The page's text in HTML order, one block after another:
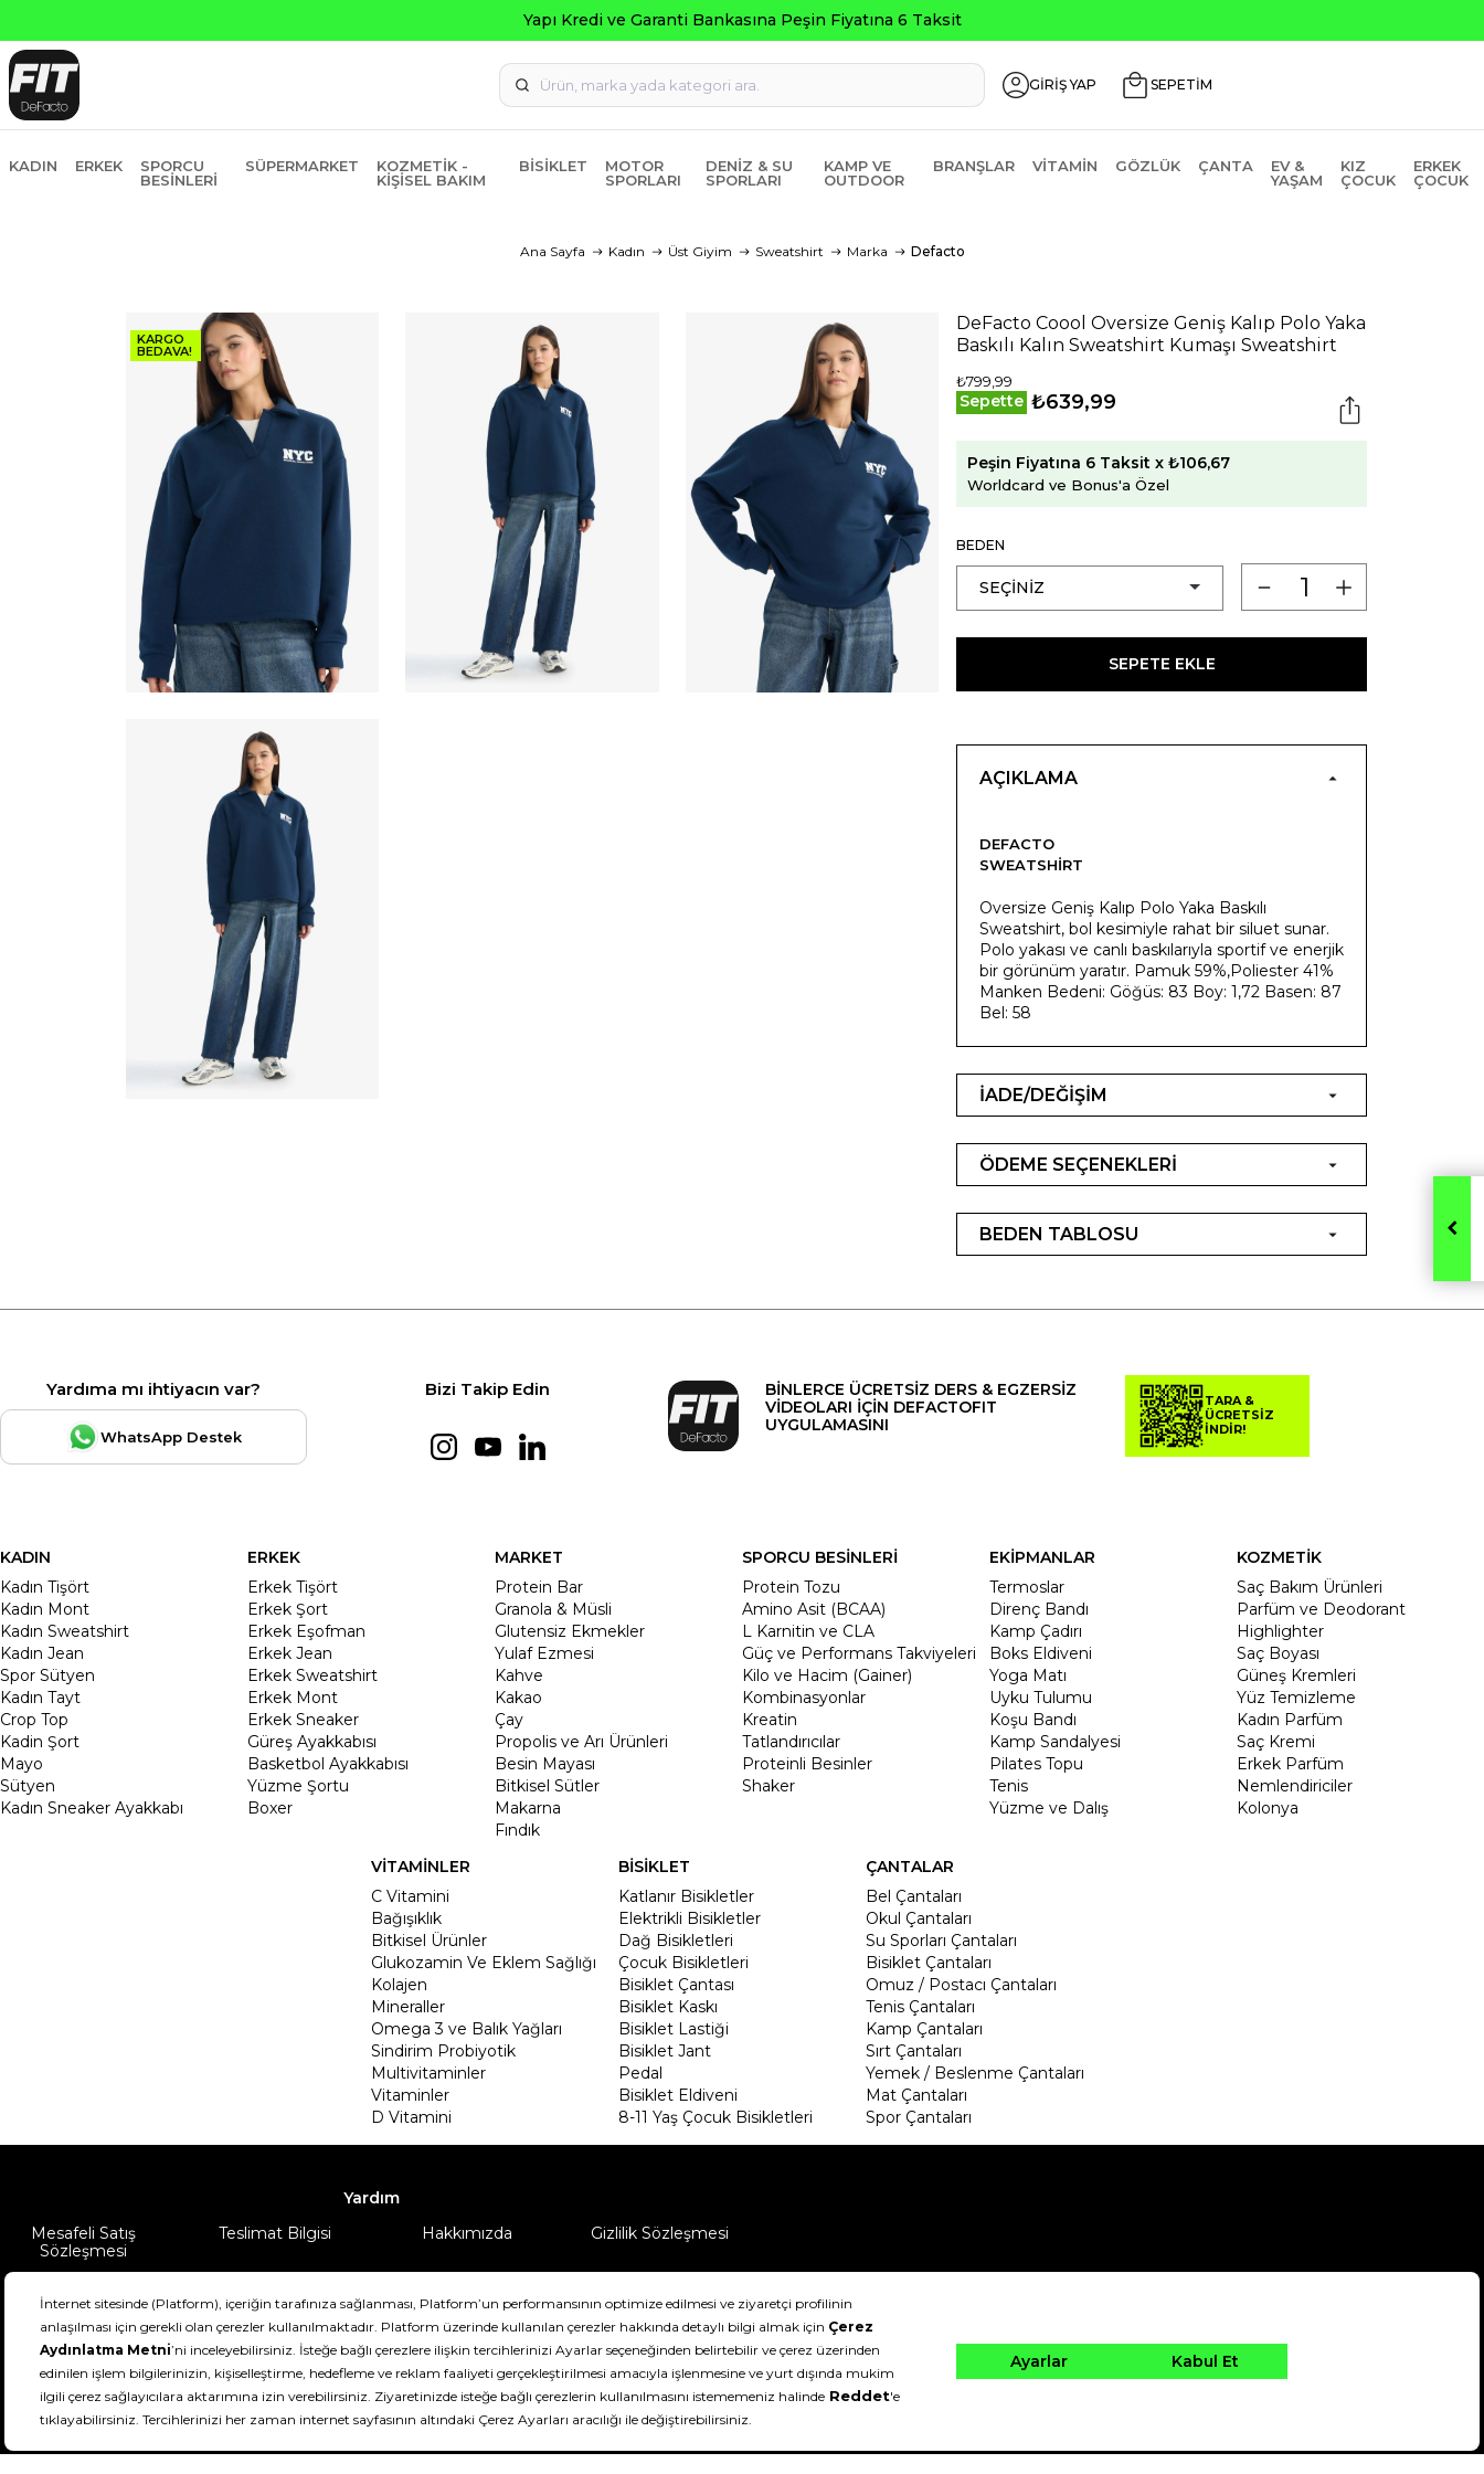
Yapı Kredi ve Garanti Bankasına Peşin Fiyatına 6 Taksit
GİRİŞ YAP SEPETİM
KADIN ERKEK
SPORCU
BESINLERI
SÜPERMARKET
KOZMETIK -
KIŞISEL BAKIM
BISIKLET
MOTOR
SPORLARI
DENIZ & SU
SPORLARI
KAMP VE
OUTDOOR
BRANŞLAR VITAMIN GÖZLÜK ÇANTA
EV &
YAŞAM
KIZ
ÇOCUK
ERKEK
ÇOCUK
Ana Sayfa Kadın Üst Giyim Sweatshirt Marka Defacto
KARGO
BEDAVA!
DeFacto Coool Oversize Geniş Kalıp Polo Yaka
Baskılı Kalın Sweatshirt Kumaşı Sweatshirt
₺799,99
Sepette ₺639,99
Peşin Fiyatına 6 Taksit x ₺106,67
Worldcard ve Bonus'a Özel
BEDEN
SEPETE EKLE
AÇIKLAMA
DEFACTO
SWEATSHIRT
Oversize Geniş Kalıp Polo Yaka Baskılı
Sweatshirt, bol kesimiyle rahat bir siluet sunar.
Polo yakası ve canlı baskılarıyla sportif ve enerjik
bir görünüm yaratır. Pamuk 59%,Poliester 41%
Manken Bedeni: Göğüs: 83 Boy: 1,72 Basen: 87
Bel: 58
İADE/DEĞİŞİM
ÖDEME SEÇENEKLERİ
BEDEN TABLOSU
Yardıma mı ihtiyacın var?
WhatsApp Destek
Bizi Takip Edin
BİNLERCE ÜCRETSİZ DERS & EGZERSİZ
VİDEOLARI İÇİN DEFACTOFIT
UYGULAMASINI
TARA &
ÜCRETSİZ
İNDİR!
KADIN
Kadın Tişört
Kadın Mont
Kadın Sweatshirt
Kadın Jean
Spor Sütyen
Kadın Tayt
Crop Top
Kadin Şort
Mayo
Sütyen
Kadın Sneaker Ayakkabı
ERKEK
Erkek Tişört
Erkek Şort
Erkek Eşofman
Erkek Jean
Erkek Sweatshirt
Erkek Mont
Erkek Sneaker
Güreş Ayakkabısı
Basketbol Ayakkabısı
Yüzme Şortu
Boxer
MARKET
Protein Bar
Granola & Müsli
Glutensiz Ekmekler
Yulaf Ezmesi
Kahve
Kakao
Çay
Propolis ve Arı Ürünleri
Besin Mayası
Bitkisel Sütler
Makarna
Fındık
SPORCU BESİNLERİ
Protein Tozu
Amino Asit (BCAA)
L Karnitin ve CLA
Güç ve Performans Takviyeleri
Kilo ve Hacim (Gainer)
Kombinasyonlar
Kreatin
Tatlandırıcılar
Proteinli Besinler
Shaker
EKİPMANLAR
Termoslar
Direnç Bandı
Kamp Çadırı
Boks Eldiveni
Yoga Matı
Uyku Tulumu
Koşu Bandı
Kamp Sandalyesi
Pilates Topu
Tenis
Yüzme ve Dalış
KOZMETİK
Saç Bakım Ürünleri
Parfüm ve Deodorant
Highlighter
Saç Boyası
Güneş Kremleri
Yüz Temizleme
Kadın Parfüm
Saç Kremi
Erkek Parfüm
Nemlendiriciler
Kolonya
VİTAMİNLER
C Vitamini
Bağışıklık
Bitkisel Ürünler
Glukozamin Ve Eklem Sağlığı
Kolajen
Mineraller
Omega 3 ve Balık Yağları
Sindirim Probiyotik
Multivitaminler
Vitaminler
D Vitamini
BİSİKLET
Katlanır Bisikletler
Elektrikli Bisikletler
Dağ Bisikletleri
Çocuk Bisikletleri
Bisiklet Çantası
Bisiklet Kaskı
Bisiklet Lastiği
Bisiklet Jant
Pedal
Bisiklet Eldiveni
8-11 Yaş Çocuk Bisikletleri
ÇANTALAR
Bel Çantaları
Okul Çantaları
Su Sporları Çantaları
Bisiklet Çantaları
Omuz / Postacı Çantaları
Tenis Çantaları
Kamp Çantaları
Sırt Çantaları
Yemek / Beslenme Çantaları
Mat Çantaları
Spor Çantaları
Yardım
Mesafeli Satış
Sözleşmesi
Teslimat Bilgisi Hakkımızda Gizlilik Sözleşmesi
DeFactoFIT ©️ 2022-2026. Tüm hakları saklıdır.